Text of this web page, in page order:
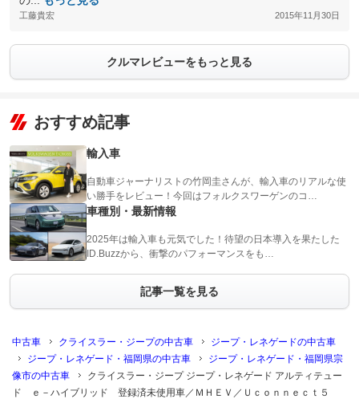
工藤貴宏 2015年11月30日
クルマレビューをもっと見る
おすすめ記事
輸入車
自動車ジャーナリストの竹岡圭さんが、輸入車のリアルな使
い勝手をレビュー！今回はフォルクスワーゲンのコ…
車種別・最新情報
2025年は輸入車も元気でした！待望の日本導入を果たした
ID.Buzzから、衝撃のパフォーマンスをも…
記事一覧を見る
中古車 クライスラー・ジープの中古車
ジープ・レネゲードの中古車
ジープ・レネゲード・福岡県の中古車
ジープ・レネゲード・福岡県宗
像市の中古車
クライスラー・ジープ ジープ・レネゲード アルティテュー
ド ｅ－ハイブリッド 登録済未使用車／ＭＨＥＶ／Ｕｃｏｎｎｅｃｔ５